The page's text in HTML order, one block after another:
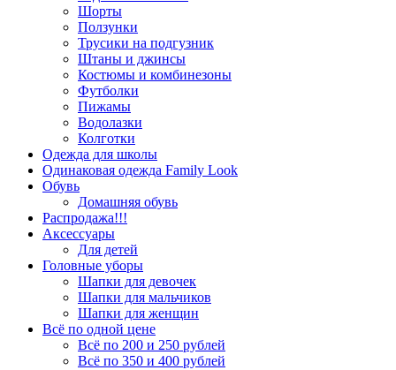
Шорты
Ползунки
Трусики на подгузник
Штаны и джинсы
Костюмы и комбинезоны
Футболки
Пижамы
Водолазки
Колготки
Одежда для школы
Одинаковая одежда Family Look
Обувь
Домашняя обувь
Распродажа!!!
Аксессуары
Для детей
Головные уборы
Шапки для девочек
Шапки для мальчиков
Шапки для женщин
Всё по одной цене
Всё по 200 и 250 рублей
Всё по 350 и 400 рублей